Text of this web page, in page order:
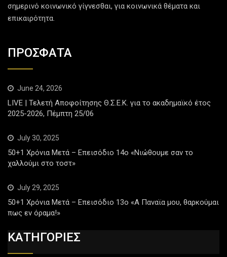
σημερινό κοινωνικό γίγνεσθαι, για κοινωνικά θέματα και
επικαιρότητα.
ΠΡΟΣΦΑΤΑ
June 24, 2026
LIVE | Τελετή Αποφοίτησης Θ.Σ.Ε.Κ. για το ακαδημαϊκό έτος
2025-2026, Πέμπτη 25/06
July 30, 2025
50+1 Χρόνια Μετά – Επεισόδιο 14ο «Νιώθουμε σαν το
χαλλούμι στο τοστ»
July 29, 2025
50+1 Χρόνια Μετά – Επεισόδιο 13ο «Α Παναϊα μου, θαρκούμαι
πως εν όραμα!»
ΚΑΤΗΓΟΡΙΕΣ